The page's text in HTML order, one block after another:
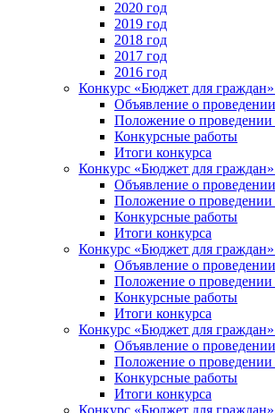
2020 год
2019 год
2018 год
2017 год
2016 год
Конкурс «Бюджет для
Объявление о
Положение о проведении
Конкурсные работы
Итоги конкурса
Конкурс «Бюджет для
Объявление о
Положение о проведении
Конкурсные работы
Итоги конкурса
Конкурс «Бюджет для
Объявление о
Положение о проведении
Конкурсные работы
Итоги конкурса
Конкурс «Бюджет для граждан»
Объявление о
Положение о проведении
Конкурсные работы
Итоги конкурса
Конкурс «Бюджет для